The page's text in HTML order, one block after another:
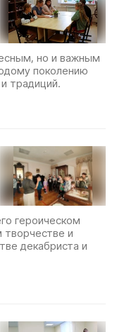
но и важным
поколению
традиций.
героическом
творчестве и
декабриста и